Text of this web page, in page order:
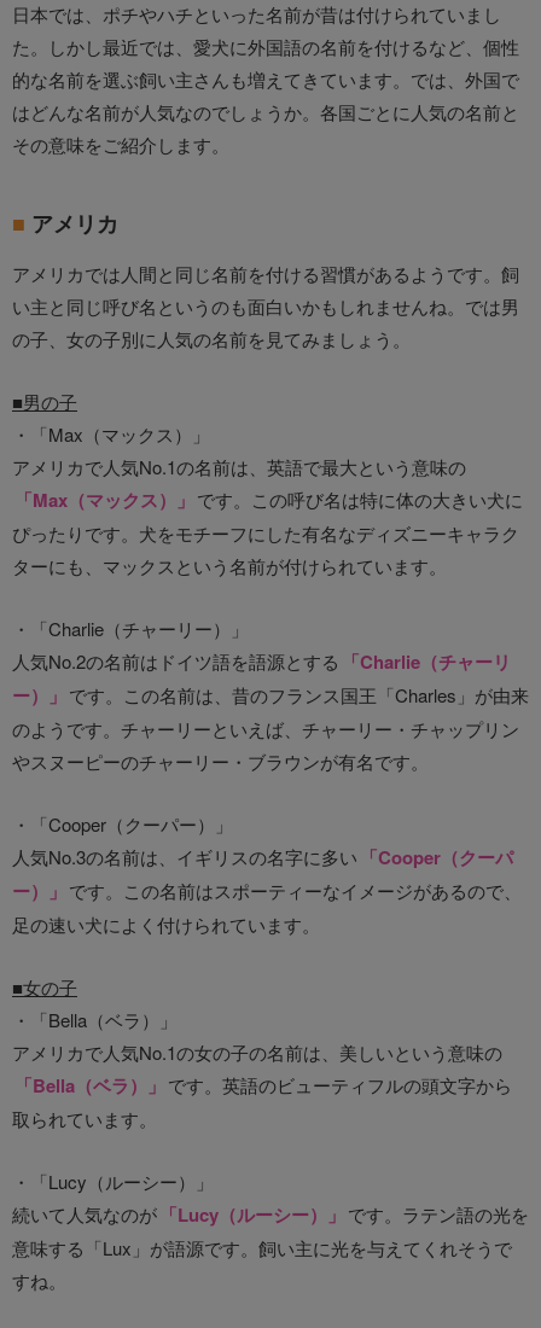
日本では、ポチやハチといった名前が昔は付けられていまし
た。しかし最近では、愛犬に外国語の名前を付けるなど、個性
的な名前を選ぶ飼い主さんも増えてきています。では、外国で
はどんな名前が人気なのでしょうか。各国ごとに人気の名前と
その意味をご紹介します。
アメリカ
アメリカでは人間と同じ名前を付ける習慣があるようです。飼
い主と同じ呼び名というのも面白いかもしれませんね。では男
の子、女の子別に人気の名前を見てみましょう。
■男の子
・「Max（マックス）」
アメリカで人気No.1の名前は、英語で最大という意味の
「Max（マックス）」 です。この呼び名は特に体の大きい犬に
ぴったりです。犬をモチーフにした有名なディズニーキャラク
ターにも、マックスという名前が付けられています。
・「Charlie（チャーリー）」
人気No.2の名前はドイツ語を語源とする
「Charlie（チャーリ
ー）」 です。この名前は、昔のフランス国王「Charles」が由来
のようです。チャーリーといえば、チャーリー・チャップリン
やスヌーピーのチャーリー・ブラウンが有名です。
・「Cooper（クーパー）」
人気No.3の名前は、イギリスの名字に多い 「Cooper（クーパ
ー）」 です。この名前はスポーティーなイメージがあるので、
足の速い犬によく付けられています。
■女の子
・「Bella（ベラ）」
アメリカで人気No.1の女の子の名前は、美しいという意味の
「Bella（ベラ）」 です。英語のビューティフルの頭文字から
取られています。
・「Lucy（ルーシー）」
続いて人気なのが 「Lucy（ルーシー）」 です。ラテン語の光を
意味する「Lux」が語源です。飼い主に光を与えてくれそうで
すね。